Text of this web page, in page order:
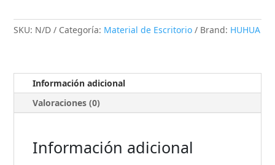
SKU: N/D Categoría: Material de Escritorio Brand: HUHUA
Información adicional
Valoraciones (0)
Información adicional